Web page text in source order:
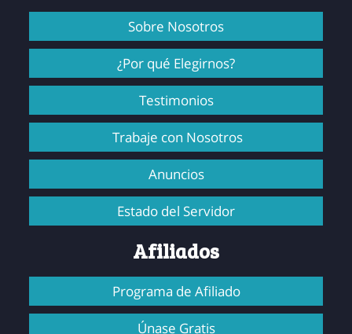
Sobre Nosotros
¿Por qué Elegirnos?
Testimonios
Trabaje con Nosotros
Anuncios
Estado del Servidor
Afiliados
Programa de Afiliado
Únase Gratis